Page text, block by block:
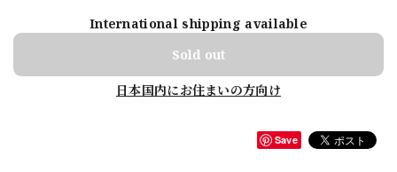
International shipping available
Sold out
日本国内にお住まいの方向け
Save